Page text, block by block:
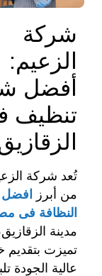
شركة
الزعيم:
أفضل
تنظيف
تُعد شركة
من أبرز
النظافة فى
مدينة
تميزت بتقديم
عالية الجودة